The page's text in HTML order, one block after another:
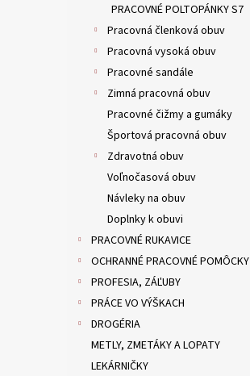
PRACOVNÉ POLTOPÁNKY S7
Pracovná členková obuv
Pracovná vysoká obuv
Pracovné sandále
Zimná pracovná obuv
Pracovné čižmy a gumáky
Športová pracovná obuv
Zdravotná obuv
Voľnočasová obuv
Návleky na obuv
Doplnky k obuvi
PRACOVNÉ RUKAVICE
OCHRANNÉ PRACOVNÉ POMÔCKY
PROFESIA, ZÁĽUBY
PRÁCE VO VÝŠKACH
DROGÉRIA
METLY, ZMETÁKY A LOPATY
LEKÁRNIČKY